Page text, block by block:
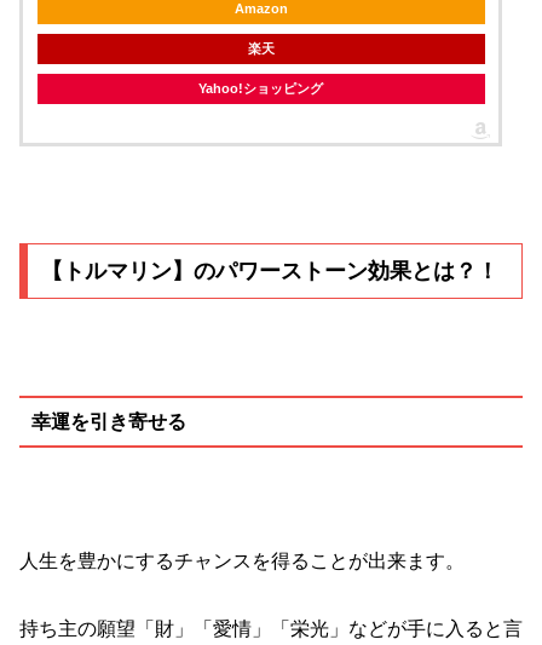
Amazon
楽天
Yahoo!ショッピング
【トルマリン】のパワーストーン効果とは？！
幸運を引き寄せる
人生を豊かにするチャンスを得ることが出来ます。
持ち主の願望「財」「愛情」「栄光」などが手に入ると言